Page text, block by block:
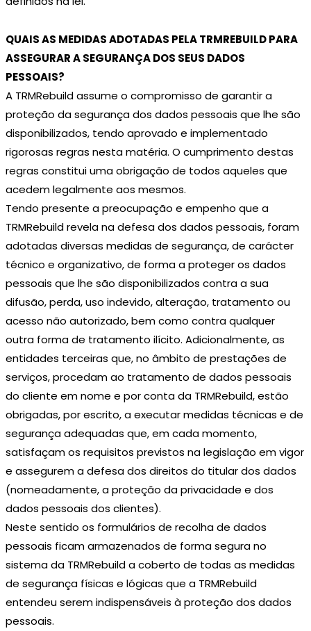
QUAIS AS MEDIDAS ADOTADAS PELA TRMREBUILD PARA
ASSEGURAR A SEGURANÇA DOS SEUS DADOS
PESSOAIS?
A TRMRebuild assume o compromisso de garantir a
proteção da segurança dos dados pessoais que lhe são
disponibilizados, tendo aprovado e implementado
rigorosas regras nesta matéria. O cumprimento destas
regras constitui uma obrigação de todos aqueles que
acedem legalmente aos mesmos.
Tendo presente a preocupação e empenho que a
TRMRebuild revela na defesa dos dados pessoais, foram
adotadas diversas medidas de segurança, de carácter
técnico e organizativo, de forma a proteger os dados
pessoais que lhe são disponibilizados contra a sua
difusão, perda, uso indevido, alteração, tratamento ou
acesso não autorizado, bem como contra qualquer
outra forma de tratamento ilícito. Adicionalmente, as
entidades terceiras que, no âmbito de prestações de
serviços, procedam ao tratamento de dados pessoais
do cliente em nome e por conta da TRMRebuild, estão
obrigadas, por escrito, a executar medidas técnicas e de
segurança adequadas que, em cada momento,
satisfaçam os requisitos previstos na legislação em vigor
e assegurem a defesa dos direitos do titular dos dados
(nomeadamente, a proteção da privacidade e dos
dados pessoais dos clientes).
Neste sentido os formulários de recolha de dados
pessoais ficam armazenados de forma segura no
sistema da TRMRebuild a coberto de todas as medidas
de segurança físicas e lógicas que a TRMRebuild
entendeu serem indispensáveis à proteção dos dados
pessoais.